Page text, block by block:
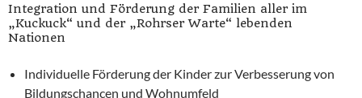
Integration und Förderung der Familien aller im
„Kuckuck“ und der „Rohrser Warte“ lebenden
Nationen
Individuelle Förderung der Kinder zur Verbesserung von
Bildungschancen und Wohnumfeld